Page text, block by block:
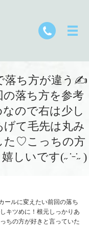
落ち方が違う✍️
落ち方を参考
ので右は少し
て毛先は丸み
た♡こっちの方
しいです(˶ ̇ ̵ ̇˶ )
ルに変えたい前回の落ち
キツめに！根元しっかりあ
ちの方が好きと言っていた